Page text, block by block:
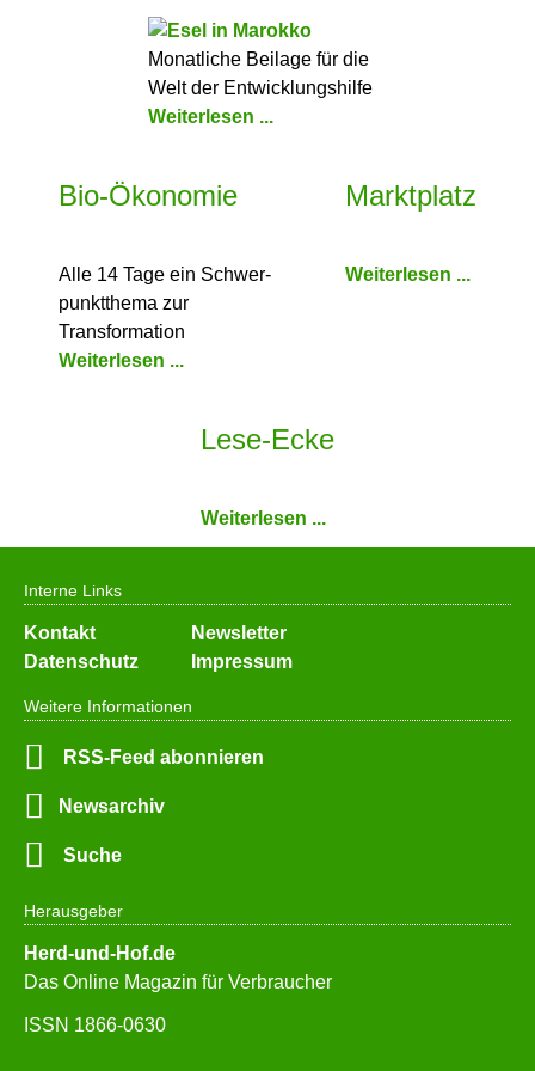
Monatliche Beilage für die
Welt der Entwicklungshilfe
Weiterlesen ...
Bio-Ökonomie
Alle 14 Tage ein Schwer­
punkt­thema zur
Transformation
Weiterlesen ...
Marktplatz
Weiterlesen ...
Lese-Ecke
Weiterlesen ...
Herausgeber
Herd-und-Hof.de
Das Online Magazin für Verbraucher
ISSN 1866-0630
Weitere Informationen
RSS-Feed abonnieren
Newsarchiv
Suche
Interne Links
Navigation
überspringen
Kontakt
Newsletter
Datenschutz
Impressum